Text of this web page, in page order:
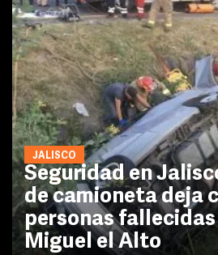
JALISCO
Seguridad en
de camioneta deja
personas fallecidas
Miguel el Alto